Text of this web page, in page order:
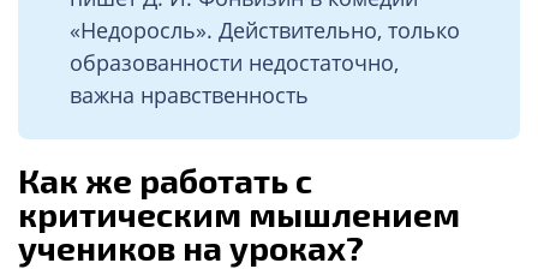
«Недоросль». Действительно, только
образованности недостаточно,
важна нравственность
Как же работать с
критическим мышлением
учеников на уроках?